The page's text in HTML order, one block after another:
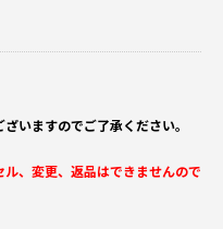
いますのでご了承ください。
、変更、返品はできませんので